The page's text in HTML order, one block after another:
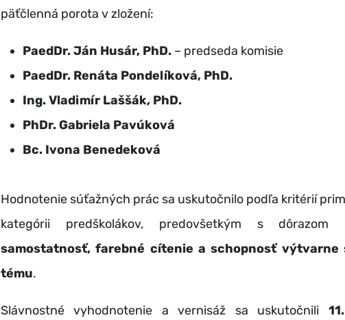
päťčlenná porota v zložení:
PaedDr. Ján Husár, PhD. – predseda komisie
PaedDr. Renáta Pondelíková, PhD.
Ing. Vladimír Laššák, PhD.
PhDr. Gabriela Pavúková
Bc. Ivona Benedeková
Hodnotenie súťažných prác sa uskutočnilo podľa kritérií
kategórii predškolákov, predovšetkým s
samostatnosť, farebné cítenie a schopnosť výtvarne
tému.
Slávnostné vyhodnotenie a vernisáž sa uskutočnili